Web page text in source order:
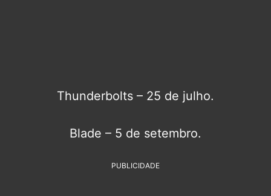
Thunderbolts – 25 de julho.
Blade – 5 de setembro.
PUBLICIDADE